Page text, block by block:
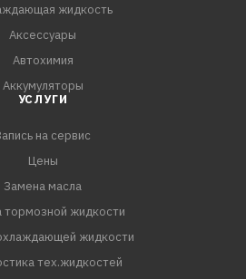
жидкость
Аксессуары
Автохимия
Аккумуляторы
УСЛУГИ
на сервис
Цены
Замена масла
тормозной жидкости
жидкости
тех.жидкостей